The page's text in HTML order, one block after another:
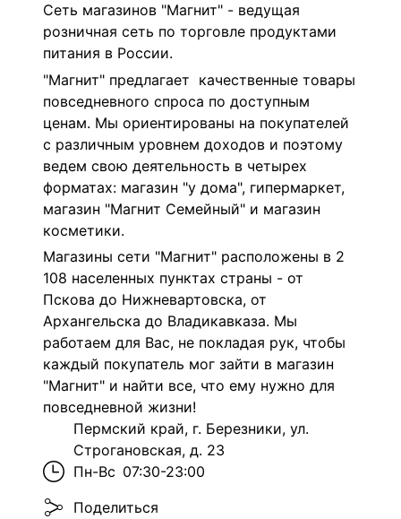
Сеть магазинов "Магнит" - ведущая
розничная сеть по торговле продуктами
питания в России.
"Магнит" предлагает качественные товары
повседневного спроса по доступным
ценам. Мы ориентированы на покупателей
с различным уровнем доходов и поэтому
ведем свою деятельность в четырех
форматах: магазин "у дома", гипермаркет,
магазин "Магнит Семейный" и магазин
косметики.
Магазины сети "Магнит" расположены в 2
108 населенных пунктах страны - от
Пскова до Нижневартовска, от
Архангельска до Владикавказа. Мы
работаем для Вас, не покладая рук, чтобы
каждый покупатель мог зайти в магазин
"Магнит" и найти все, что ему нужно для
повседневной жизни!
Пермский край, г. Березники, ул.
Строгановская, д. 23
Пн-Вс 07:30-23:00
Поделиться